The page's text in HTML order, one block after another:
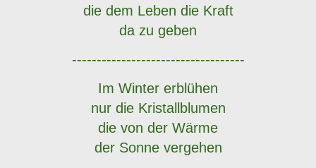
die dem Leben die Kraft
da zu geben
-----------------------------------
Im Winter erblühen
nur die Kristallblumen
die von der Wärme
der Sonne vergehen